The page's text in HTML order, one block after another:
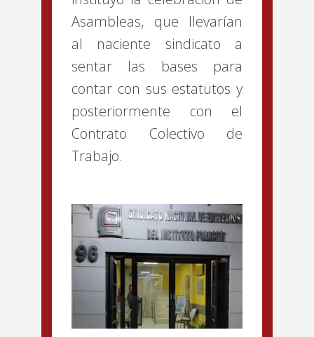
Asambleas, que llevarían
al naciente sindicato a
sentar las bases para
contar con sus estatutos y
posteriormente con el
Contrato Colectivo de
Trabajo.